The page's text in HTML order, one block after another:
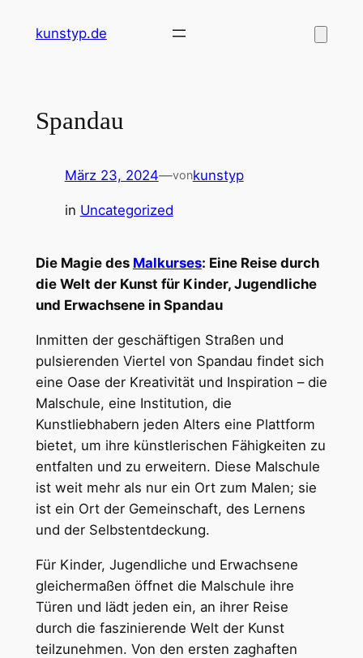
Inhaltkunstyp.de
Spandau
März 23, 2024—vonkunstyp
in Uncategorized
Die Magie des Malkurses: Eine Reise durch
die Welt der Kunst für Kinder, Jugendliche
und Erwachsene in Spandau
Inmitten der geschäftigen Straßen und
pulsierenden Viertel von Spandau findet sich
eine Oase der Kreativität und Inspiration – die
Malschule, eine Institution, die
Kunstliebhabern jeden Alters eine Plattform
bietet, um ihre künstlerischen Fähigkeiten zu
entfalten und zu erweitern. Diese Malschule
ist weit mehr als nur ein Ort zum Malen; sie
ist ein Ort der Gemeinschaft, des Lernens
und der Selbstentdeckung.
Für Kinder, Jugendliche und Erwachsene
gleichermaßen öffnet die Malschule ihre
Türen und lädt jeden ein, an ihrer Reise
durch die faszinierende Welt der Kunst
teilzunehmen. Von den ersten zaghaften